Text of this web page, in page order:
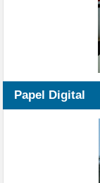
Papel Digital